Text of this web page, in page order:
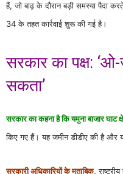
हैं, जो बाढ़ के दौरान बड़ी समस्या पैदा
34 के तहत कार्रवाई शुरू की गई है।
सरकार का पक्ष:
सकता’
सरकार का कहना है कि यमुना बाजार घाट
किए गए हैं। यह जमीन डीडीए की है और
सरकारी अधिकारियों के मुताबिक,